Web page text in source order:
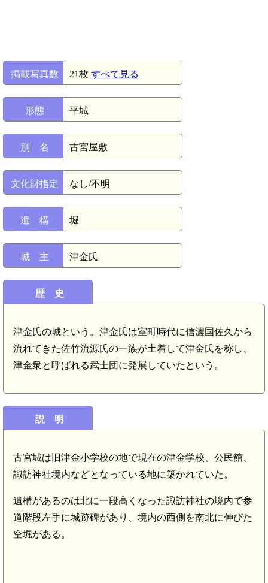
掲載写真数 21枚 すべて見る
形態 平城
別 名 古宮屋敷
文化財指定 なし/不明
遺 構 堀
城 主 津金氏
歴 史
津金氏の城という。津金氏は室町時代に信濃国佐久から
流れてきた佐竹流源氏の一族が土着して津金氏を称し、
津金衆と呼ばれる武士団に発展していたという。
説 明
古宮城は旧津金小学校の地で現在の津金学校、公民館、
諏訪神社境内などとなっている地に築かれていた。
遺構があるのは北に一段高くなった諏訪神社の境内で参
道階段左手に城跡碑があり、境内の西側を南北に伸びた
空堀がある。